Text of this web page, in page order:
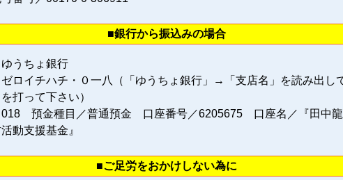
■銀行から振込みの場合
うちょ銀行
ゼロイチハチ・０一八（「ゆうちょ銀行」→「支店名」を読み出し
を打って下さい）
018 預金種目／普通預金 口座番号／6205675 口座名／『田中
動支援基金』
■ご足労をおかけしない為に